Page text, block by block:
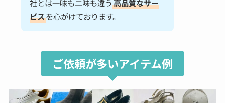
社とは一味も二味も違う高品質なサー
ビスを心がけております。
ご依頼が多いアイテム例